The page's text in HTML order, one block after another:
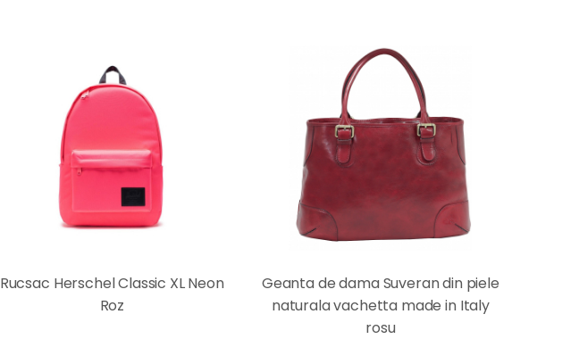
Rucsac Herschel Classic XL Neon
Roz
Geanta de dama Suveran din piele
naturala vachetta made in Italy
rosu